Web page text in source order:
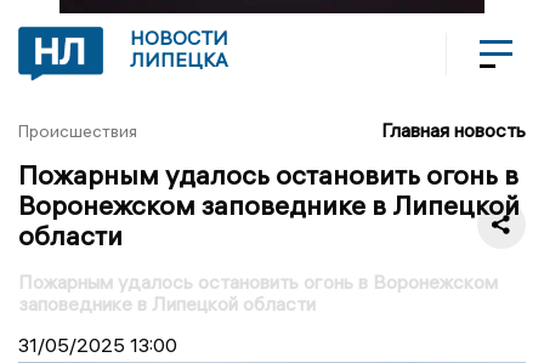
НОВОСТИ
ЛИПЕЦКА
Происшествия Главная новость
Пожарным удалось остановить огонь в
Воронежском заповеднике в Липецкой
области
Пожарным удалось остановить огонь в Воронежском
заповеднике в Липецкой области
31/05/2025 13:00